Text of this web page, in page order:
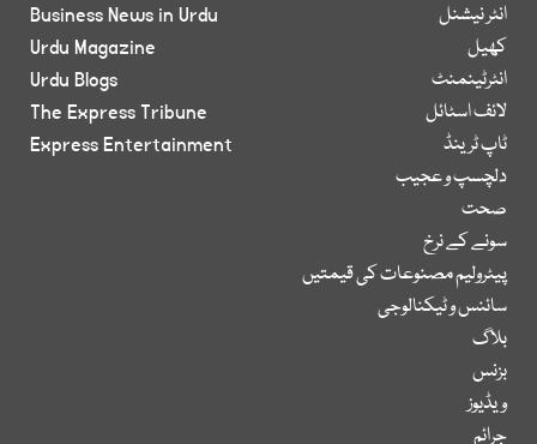
انٹر نیشنل
کھیل
انٹرٹینمنٹ
لائف اسٹائل
ٹاپ ٹرینڈ
دلچسپ و عجیب
صحت
سونے کے نرخ
پیٹرولیم مصنوعات کی قیمتیں
سائنس و ٹیکنالوجی
بلاگ
بزنس
ویڈیوز
جرائم
Business News in Urdu
Urdu Magazine
Urdu Blogs
The Express Tribune
Express Entertainment